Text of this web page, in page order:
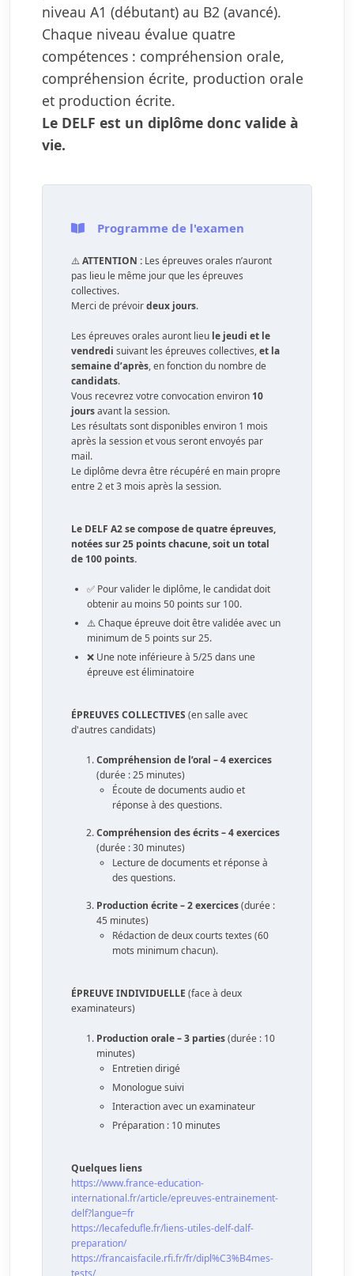
niveau A1 (débutant) au B2 (avancé).
Chaque niveau évalue quatre
compétences : compréhension orale,
compréhension écrite, production orale
et production écrite.
Le DELF est un diplôme donc valide à
vie.
Programme de l'examen
⚠️ATTENTION : Les épreuves orales n’auront
pas lieu le même jour que les épreuves
collectives.
Merci de prévoirdeux jours.
Les épreuves orales auront lieu le jeudi et le
vendredi suivant les épreuves collectives,et la
semaine d’après, en fonction du nombre de
candidats.
Vous recevrez votre convocation environ 10
joursavant la session.
Les résultats sont disponibles environ 1 mois
après la session et vous seront envoyés par
mail.
Le diplôme devra être récupéré en main propre
entre 2 et 3 mois après la session.
Le DELF A2 se compose de quatre épreuves,
notées sur 25 points chacune, soit un total
de 100 points.
✅ Pour valider le diplôme, le candidat doit
obtenir au moins 50 points sur 100.
⚠️ Chaque épreuve doit être validée avec un
minimum de 5 points sur 25.
❌ Une note inférieure à 5/25 dans une
épreuve est éliminatoire
ÉPREUVES COLLECTIVES (en salle avec
d'autres candidats)
Compréhension de l’oral – 4 exercices
(durée : 25 minutes)
Écoute de documents audio et
réponse à des questions.
Compréhension des écrits – 4 exercices
(durée : 30 minutes)
Lecture de documents et réponse à
des questions.
Production écrite – 2 exercices(durée :
45 minutes)
Rédaction de deux courts textes (60
mots minimum chacun).
ÉPREUVE INDIVIDUELLE (face à deux
examinateurs)
Production orale – 3 parties(durée : 10
minutes)
Entretien dirigé
Monologue suivi
Interaction avec un examinateur
Préparation : 10 minutes
Quelques liens
https://www.france-education-
international.fr/article/epreuves-entrainement-
delf?langue=fr
https://lecafedufle.fr/liens-utiles-delf-dalf-
preparation/
https://francaisfacile.rfi.fr/fr/dipl%C3%B4mes-
tests/